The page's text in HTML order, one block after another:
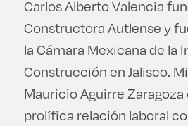
Carlos Alberto Valencia
Constructora Autlense y
la Cámara Mexicana de la
Construcción en Jalisco.
Mauricio Aguirre
prolífica relación laboral